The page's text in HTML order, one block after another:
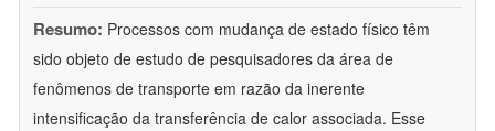
Resumo: Processos com mudança de estado físico têm
sido objeto de estudo de pesquisadores da área de
fenômenos de transporte em razão da inerente
intensificação da transferência de calor associada. Esse